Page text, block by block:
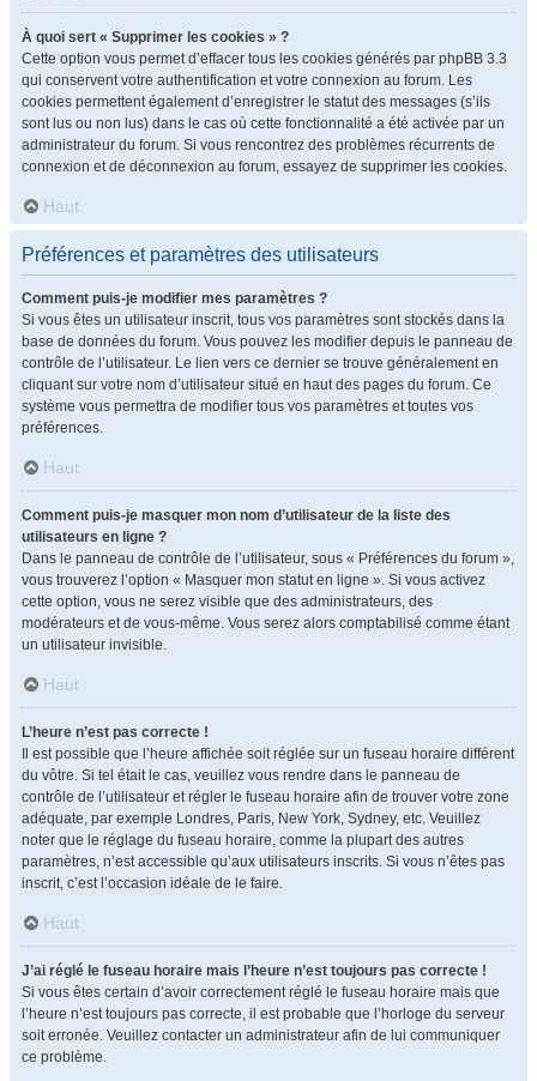
À quoi sert « Supprimer les cookies » ?
Cette option vous permet d’effacer tous les cookies générés par phpBB 3.3
qui conservent votre authentification et votre connexion au forum. Les
cookies permettent également d’enregistrer le statut des messages (s’ils
sont lus ou non lus) dans le cas où cette fonctionnalité a été activée par un
administrateur du forum. Si vous rencontrez des problèmes récurrents de
connexion et de déconnexion au forum, essayez de supprimer les cookies.
Haut
Préférences et paramètres des utilisateurs
Comment puis-je modifier mes paramètres ?
Si vous êtes un utilisateur inscrit, tous vos paramètres sont stockés dans la
base de données du forum. Vous pouvez les modifier depuis le panneau de
contrôle de l’utilisateur. Le lien vers ce dernier se trouve généralement en
cliquant sur votre nom d’utilisateur situé en haut des pages du forum. Ce
système vous permettra de modifier tous vos paramètres et toutes vos
préférences.
Haut
Comment puis-je masquer mon nom d’utilisateur de la liste des
utilisateurs en ligne ?
Dans le panneau de contrôle de l’utilisateur, sous « Préférences du forum »,
vous trouverez l’option « Masquer mon statut en ligne ». Si vous activez
cette option, vous ne serez visible que des administrateurs, des
modérateurs et de vous-même. Vous serez alors comptabilisé comme étant
un utilisateur invisible.
Haut
L’heure n’est pas correcte !
Il est possible que l’heure affichée soit réglée sur un fuseau horaire différent
du vôtre. Si tel était le cas, veuillez vous rendre dans le panneau de
contrôle de l’utilisateur et régler le fuseau horaire afin de trouver votre zone
adéquate, par exemple Londres, Paris, New York, Sydney, etc. Veuillez
noter que le réglage du fuseau horaire, comme la plupart des autres
paramètres, n’est accessible qu’aux utilisateurs inscrits. Si vous n’êtes pas
inscrit, c’est l’occasion idéale de le faire.
Haut
J’ai réglé le fuseau horaire mais l’heure n’est toujours pas correcte !
Si vous êtes certain d’avoir correctement réglé le fuseau horaire mais que
l’heure n’est toujours pas correcte, il est probable que l’horloge du serveur
soit erronée. Veuillez contacter un administrateur afin de lui communiquer
ce problème.